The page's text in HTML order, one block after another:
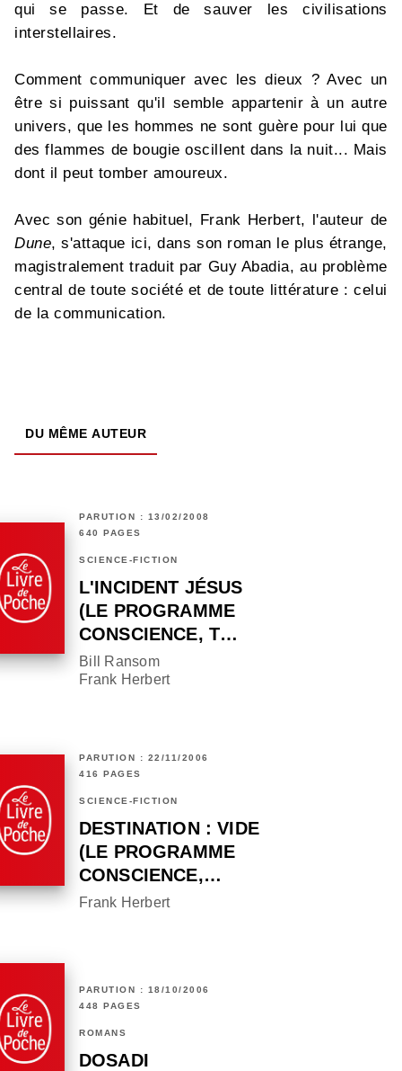
qui se passe. Et de sauver les civilisations
interstellaires.
Comment communiquer avec les dieux ? Avec un
être si puissant qu'il semble appartenir à un autre
univers, que les hommes ne sont guère pour lui que
des flammes de bougie oscillent dans la nuit... Mais
dont il peut tomber amoureux.
Avec son génie habituel, Frank Herbert, l'auteur de
Dune, s'attaque ici, dans son roman le plus étrange,
magistralement traduit par Guy Abadia, au problème
central de toute société et de toute littérature : celui
de la communication.
DU MÊME AUTEUR
PARUTION : 13/02/2008
640 PAGES
SCIENCE-FICTION
L'INCIDENT JÉSUS
(LE PROGRAMME
CONSCIENCE, T…
Bill Ransom
Frank Herbert
PARUTION : 22/11/2006
416 PAGES
SCIENCE-FICTION
DESTINATION : VIDE
(LE PROGRAMME
CONSCIENCE,…
Frank Herbert
PARUTION : 18/10/2006
448 PAGES
ROMANS
DOSADI